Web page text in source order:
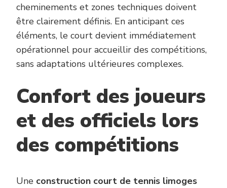
cheminements et zones techniques doivent
être clairement définis. En anticipant ces
éléments, le court devient immédiatement
opérationnel pour accueillir des compétitions,
sans adaptations ultérieures complexes.
Confort des joueurs
et des officiels lors
des compétitions
Une construction court de tennis limoges